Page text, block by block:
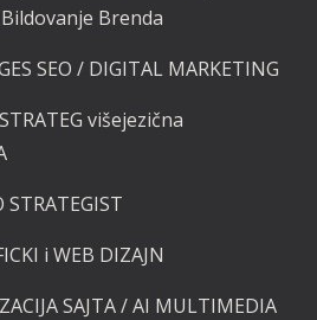
Brenda
SEO / DIGITAL MARKETING
višejezična
iWEB DIZAJN
SAJTA / AI MULTIMEDIA